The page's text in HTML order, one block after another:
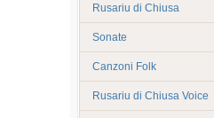
Rusariu di Chiusa
Sonate
Canzoni Folk
Rusariu di Chiusa Voice